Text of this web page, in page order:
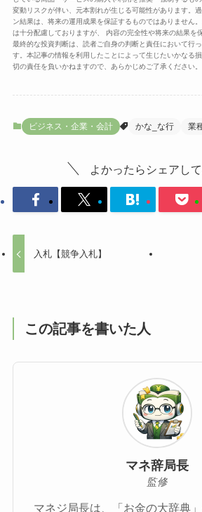
変動リスクが伴い、元本割れが生じる可能性があります。
ン結果は、将来の運用成果を保証するものではありません
は十分配慮しておりますが、 内容の完全性や将来の結果を
最終的な投資判断は、読者ご自身の判断と責任において行
す。本記事の情報を利用したことによって生じたいかなる
切の責任を負いかねますので、あらかじめご了承ください。
ビジネス・企業・会計 かな_な行 業
よかったらシェアして
入札【競争入札】
この記事を書いた人
マネ辞局長
監修
マネジ局長は、「お金の大辞典